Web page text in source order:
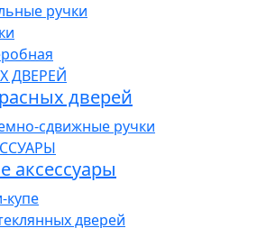
ручки
ДВЕРЕЙ
дверей
сдвижные ручки
аксессуары
купе
дверей